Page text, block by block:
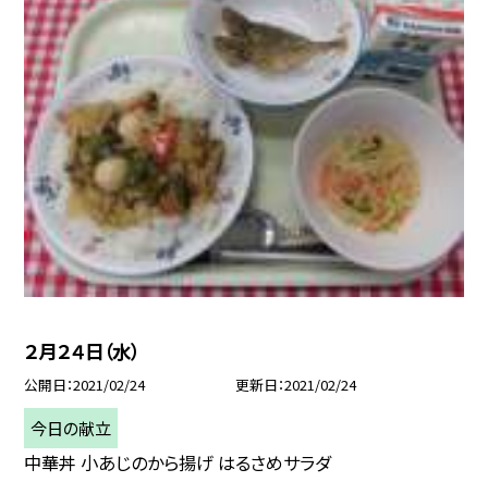
２月２４日（水）
公開日 2021/02/24 更新日 2021/02/24
今日の献立
中華丼 小あじのから揚げ はるさめサラダ